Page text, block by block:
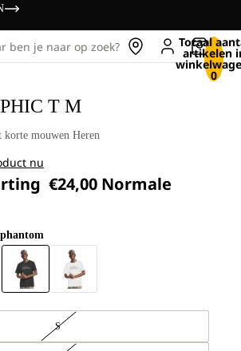
ben je naar op zoek? Totaal
artikelen
0
T M
korte mouwen Heren
nu
€24,00 Normale
S